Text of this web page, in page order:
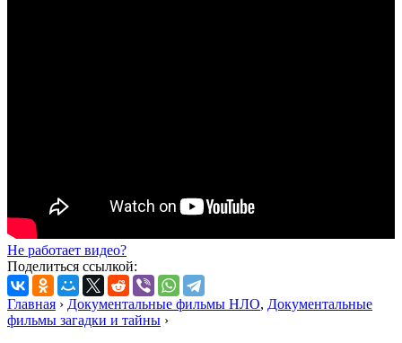
Не работает видео?
Поделиться ссылкой:
Главная › Документальные фильмы НЛО, Документальные
фильмы загадки и тайны ›